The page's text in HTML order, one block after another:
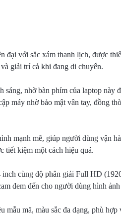
đại với sắc xám thanh lịch, được
giải trí cả khi đang di chuyển.
nhờ bàn phím của laptop
máy nhờ bảo mật vân tay, đồng
mạnh mẽ, giúp người dùng vận
tiết kiệm một cách hiệu quả.
cùng độ phân giải Full HD
đem đến cho người dùng hình
mẫu mã, màu sắc đa dạng, phù